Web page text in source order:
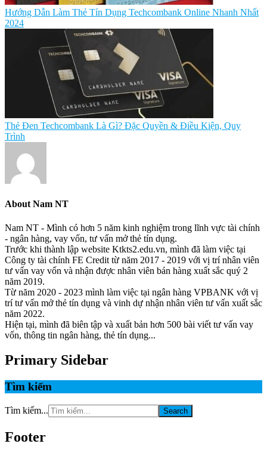
Hướng Dẫn Làm Thẻ Tín Dụng Techcombank Online Nhanh Nhất
2024
Thẻ Đen Techcombank Là Gì? Đặc Quyền & Điều Kiện, Quy
Trình
About Nam NT
Nam NT - Mình có hơn 5 năm kinh nghiệm trong lĩnh vực tài chính
- ngân hàng, vay vốn, tư vấn mở thẻ tín dụng.
Trước khi thành lập website Ktkts2.edu.vn, mình đã làm việc tại
Công ty tài chính FE Credit từ năm 2017 - 2019 với vị trí nhân viên
tư vấn vay vốn và nhận được nhân viên bán hàng xuất sắc quý 2
năm 2019.
Từ năm 2020 - 2023 mình làm việc tại ngân hàng VPBANK với vị
trí tư vấn mở thẻ tín dụng và vinh dự nhận nhân viên tư vấn xuất sắc
năm 2022.
Hiện tại, mình đã biên tập và xuất bản hơn 500 bài viết tư vấn vay
vốn, thông tin ngân hàng, thẻ tín dụng...
Primary Sidebar
Tìm kiếm
Tìm kiếm...
Footer